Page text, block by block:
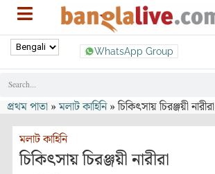
WhatsApp Group
প্রথম পাতা »মলাট কাহিনি»চিকিৎসায় চিরঞ্জয়ী নারীরা
মলাট কাহিনি
চিকিৎসায় চিরঞ্জয়ী নারীরা